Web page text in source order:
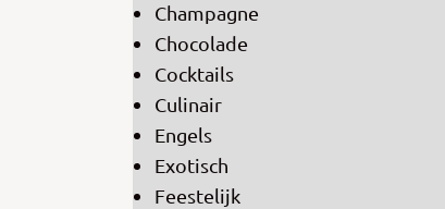
Champagne
Chocolade
Cocktails
Culinair
Engels
Exotisch
Feestelijk